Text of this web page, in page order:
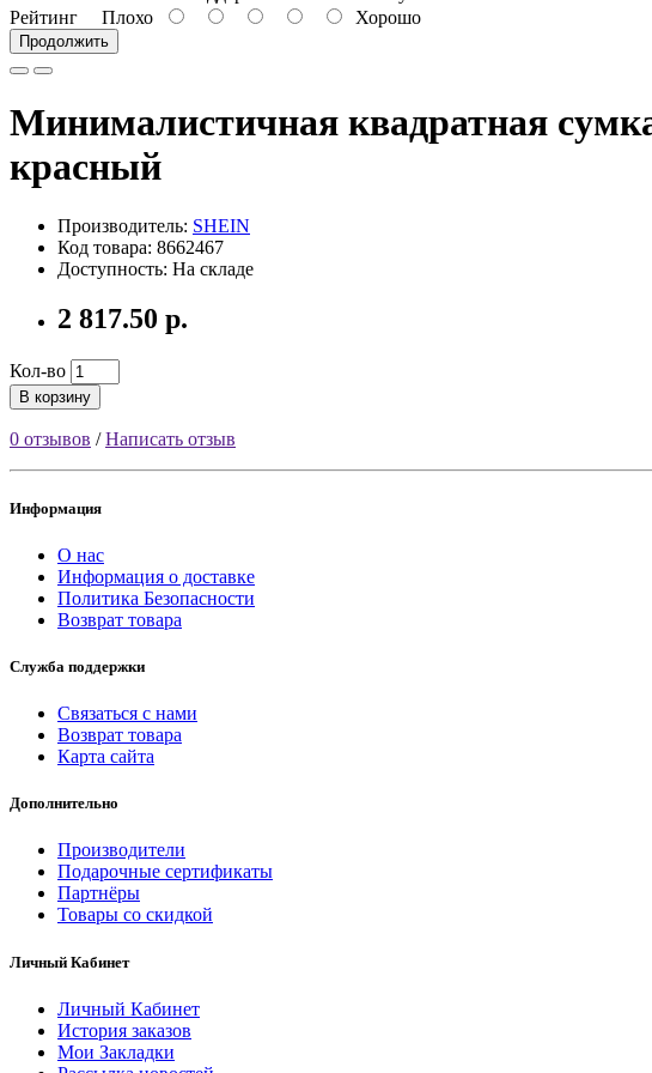
Рейтинг Плохо Хорошо
Продолжить
Минималистичная квадратная
красный
Производитель: SHEIN
Код товара: 8662467
Доступность: На складе
2 817.50 р.
Кол-во
В корзину
0 отзывов /Написать отзыв
Информация
О нас
Информация о доставке
Политика Безопасности
Возврат товара
Служба поддержки
Связаться с нами
Возврат товара
Карта сайта
Дополнительно
Производители
Подарочные сертификаты
Партнёры
Товары со скидкой
Личный Кабинет
Личный Кабинет
История заказов
Мои Закладки